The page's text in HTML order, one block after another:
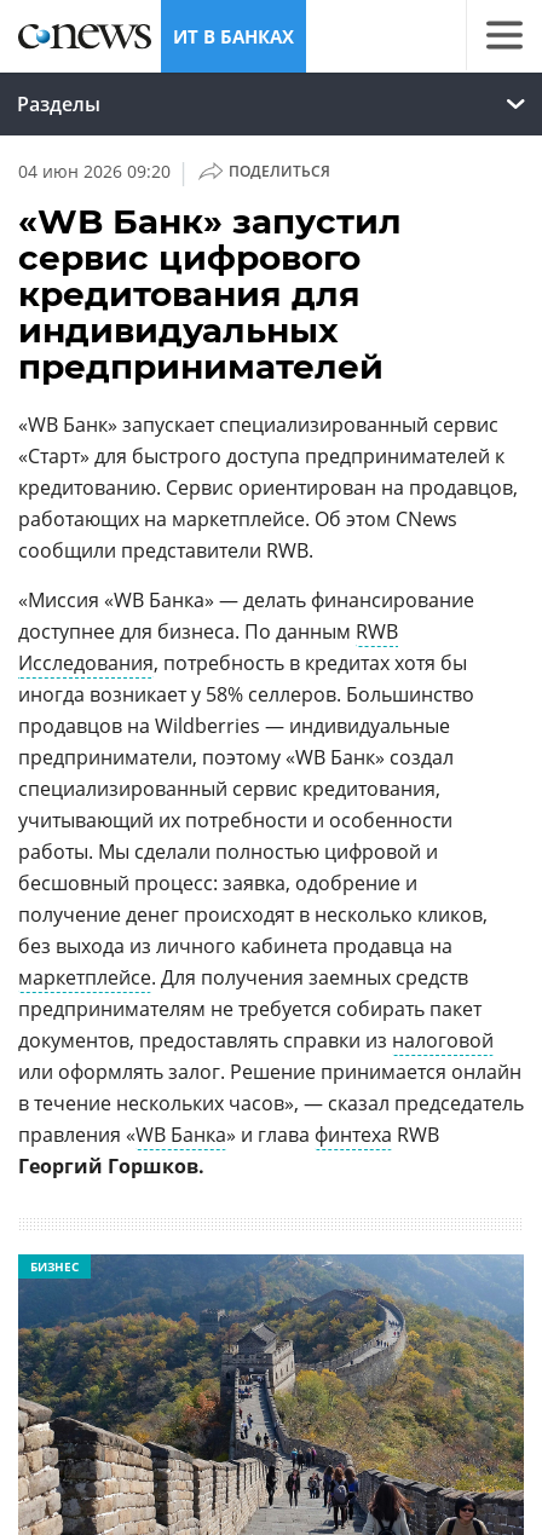
ИТ В БАНКАХ
Разделы
04 июн 2026 09:20 | ПОДЕЛИТЬСЯ
«WB Банк» запустил
сервис цифрового
кредитования для
индивидуальных
предпринимателей
«WB Банк» запускает специализированный сервис
«Старт» для быстрого доступа предпринимателей к
кредитованию. Сервис ориентирован на продавцов,
работающих на маркетплейсе. Об этом CNews
сообщили представители RWB.
«Миссия «WB Банка» — делать финансирование
доступнее для бизнеса. По данным RWB
Исследования, потребность в кредитах хотя бы
иногда возникает у 58% селлеров. Большинство
продавцов на Wildberries — индивидуальные
предприниматели, поэтому «WB Банк» создал
специализированный сервис кредитования,
учитывающий их потребности и особенности
работы. Мы сделали полностью цифровой и
бесшовный процесс: заявка, одобрение и
получение денег происходят в несколько кликов,
без выхода из личного кабинета продавца на
маркетплейсе. Для получения заемных средств
предпринимателям не требуется собирать пакет
документов, предоставлять справки из налоговой
или оформлять залог. Решение принимается онлайн
в течение нескольких часов», — сказал председатель
правления «WB Банка» и глава финтеха RWB
Георгий Горшков.
БИЗНЕС